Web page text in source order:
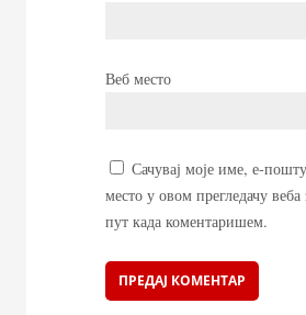
Веб место
Сачувај моје име, е-
место у овом прегледачу веба
пут када коментаришем.